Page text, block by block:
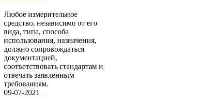
Любое измерительное
средство, независимо от его
вида, типа, способа
использования, назначения,
должно сопровождаться
документацией,
соответствовать стандартам и
отвечать заявленным
требованиям.
09-07-2021